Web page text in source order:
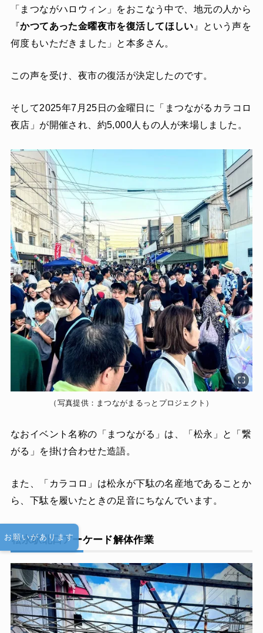
「まつながハロウィン」をおこなう中で、地元の人から
『かつてあった金曜夜市を復活してほしい 』という声を
何度もいただきました」と本多さん。
この声を受け、夜市の復活が決定したのです。
そして2025年7月25日の金曜日に「まつながるカラコロ
夜店」が開催され、約5,000人もの人が来場しました。
（写真提供：まつながまるっとプロジェクト）
なおイベント名称の「まつながる」は、「松永」と「繋
がる」を掛け合わせた造語。
また、「カラコロ」は松永が下駄の名産地であることか
ら、下駄を履いたときの足音にちなんでいます。
松永駅北口アーケード解体作業
お願いがあります